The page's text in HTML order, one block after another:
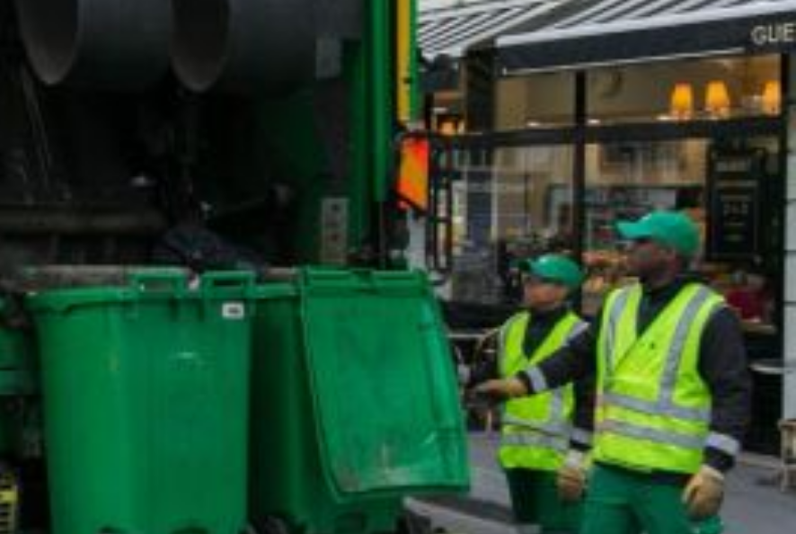
insuffisante !
de travail, prise en compte de la santé des femmes, manque d'effectifs, télétravail :
agent-es de la Ville de Paris